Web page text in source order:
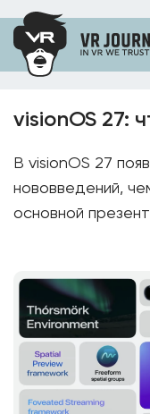
visionOS 27:
В visionOS 27
нововведений,
основной